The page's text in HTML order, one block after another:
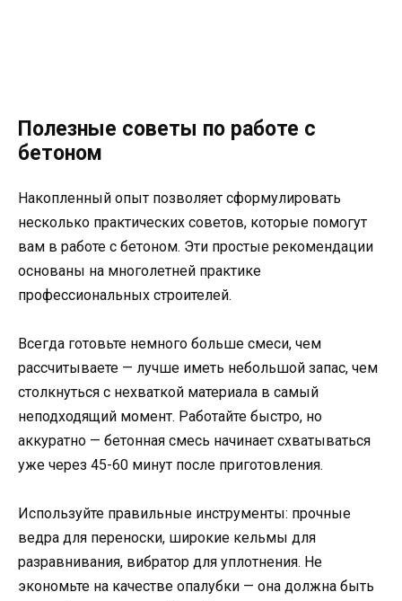
Полезные советы по работе с
бетоном
Накопленный опыт позволяет сформулировать
несколько практических советов, которые помогут
вам в работе с бетоном. Эти простые рекомендации
основаны на многолетней практике
профессиональных строителей.
Всегда готовьте немного больше смеси, чем
рассчитываете — лучше иметь небольшой запас, чем
столкнуться с нехваткой материала в самый
неподходящий момент. Работайте быстро, но
аккуратно — бетонная смесь начинает схватываться
уже через 45-60 минут после приготовления.
Используйте правильные инструменты: прочные
ведра для переноски, широкие кельмы для
разравнивания, вибратор для уплотнения. Не
экономьте на качестве опалубки — она должна быть